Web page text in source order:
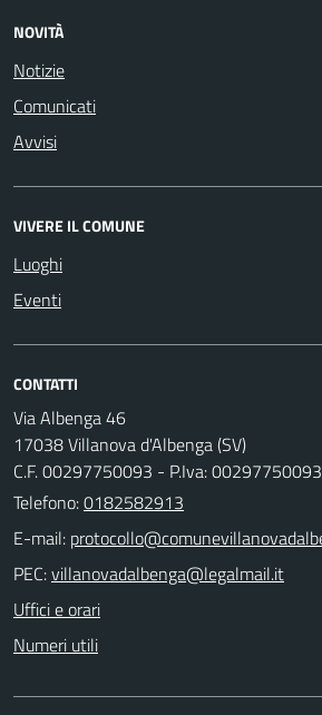
NOVITÀ
Notizie
Comunicati
Avvisi
VIVERE IL COMUNE
Luoghi
Eventi
CONTATTI
Via Albenga 46
17038 Villanova d'Albenga (SV)
C.F. 00297750093 - P.Iva: 00297750093
Telefono:0182582913
E-mail:
PEC:
Uffici e orari
Numeri utili